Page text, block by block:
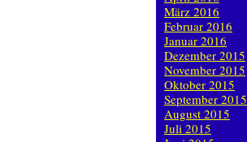
März 2016
Februar 2016
Januar 2016
Dezember 2015
November 2015
Oktober 2015
September 2015
August 2015
Juli 2015